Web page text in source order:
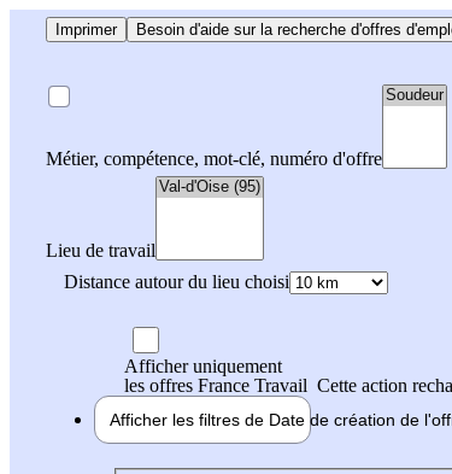
Imprimer Besoin d'aide sur la recherche d'offres
Métier, compétence, mot-clé, numéro d'offre
Lieu de travail
Distance autour du lieu choisi
Afficher uniquement
les offres France Travail Cette action
Afficher les filtres de Date de création de